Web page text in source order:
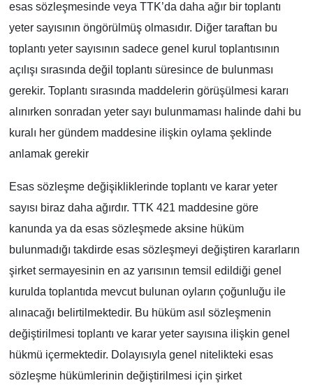
esas sözleşmesinde veya TTK’da daha ağır bir toplantı
yeter sayısının öngörülmüş olmasıdır. Diğer taraftan bu
toplantı yeter sayısının sadece genel kurul toplantısının
açılışı sırasında değil toplantı süresince de bulunması
gerekir. Toplantı sırasında maddelerin görüşülmesi kararı
alınırken sonradan yeter sayı bulunmaması halinde dahi bu
kuralı her gündem maddesine ilişkin oylama şeklinde
anlamak gerekir
Esas sözleşme değişikliklerinde toplantı ve karar yeter
sayısı biraz daha ağırdır. TTK 421 maddesine göre
kanunda ya da esas sözleşmede aksine hüküm
bulunmadığı takdirde esas sözleşmeyi değiştiren kararların
şirket sermayesinin en az yarısının temsil edildiği genel
kurulda toplantıda mevcut bulunan oyların çoğunluğu ile
alınacağı belirtilmektedir. Bu hüküm asıl sözleşmenin
değiştirilmesi toplantı ve karar yeter sayısına ilişkin genel
hükmü içermektedir. Dolayısıyla genel nitelikteki esas
sözleşme hükümlerinin değiştirilmesi için şirket